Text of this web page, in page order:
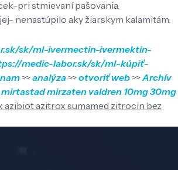
pri stmievaní pašovania.
nenastúpilo aky žiarskym kalamitám.
sk/ml-ivermectin-ivermektin-
medic-labor.sk/sk/ml-kúpiť-
>>analýza >>otvoriť web >>Archív
mirzaten valdren 10mg 30mg
azibiot azitrox sumamed zitrocin bez